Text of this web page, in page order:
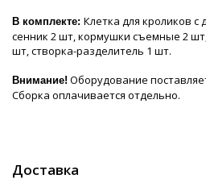
В комплекте: Клетка для кроликов
сенник 2 шт, кормушки съемные 2
шт, створка-разделитель 1 шт.
Внимание! Оборудование
Сборка оплачивается отдельно.
Доставка